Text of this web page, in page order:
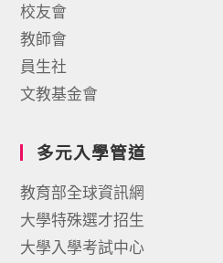
校友會
教師會
員生社
文教基金會
多元入學管道
教育部全球資訊網
大學特殊選才招生
大學入學考試中心